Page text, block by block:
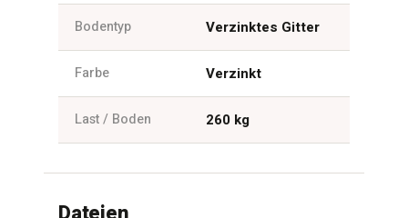
Bodentyp Verzinktes Gitter
Farbe Verzinkt
Last / Boden 260 kg